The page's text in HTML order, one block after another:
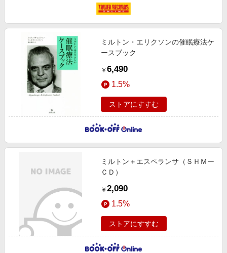
ミルトン・エリクソンの催眠療法ケ
ースブック
￥ 6,490
1.5%
ストアにすすむ
ミルトン＋エスペランサ（ＳＨＭー
ＣＤ）
￥ 2,090
1.5%
ストアにすすむ